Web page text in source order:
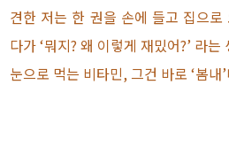
견한 저는 한 권을 손에 들고 집으
다가 ‘뭐지? 왜 이렇게 재밌어?’ 라
눈으로 먹는 비타민, 그건 바로 ‘봄내